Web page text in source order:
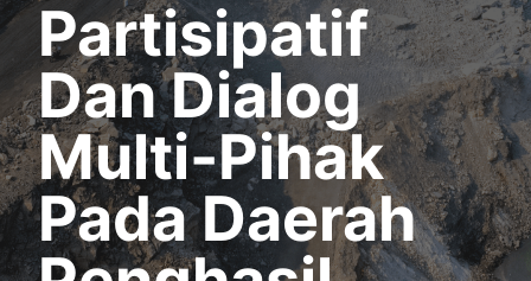
Partisipatif
Dan Dialog
Multi-Pihak
Pada Daerah